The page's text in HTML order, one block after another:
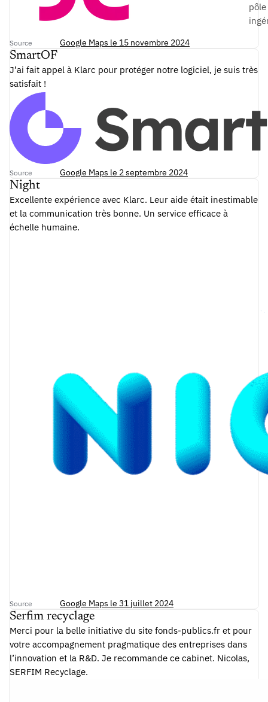
pôle
Source Google Maps le 15 novembre 2024
SmartOF
J’ai fait appel à Klarc pour protéger notre logiciel, je suis très
satisfait !
Source Google Maps le 2 septembre 2024
Night
Excellente expérience avec Klarc. Leur aide était inestimable
et la communication très bonne. Un service efficace à
échelle humaine.
Source Google Maps le 31 juillet 2024
Serfim recyclage
Merci pour la belle initiative du site fonds-publics.fr et pour
votre accompagnement pragmatique des entreprises dans
l’innovation et la R&D. Je recommande ce cabinet. Nicolas,
SERFIM Recyclage.